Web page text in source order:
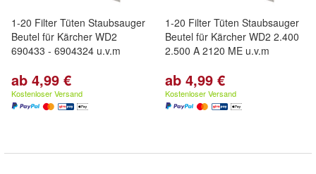
1-20 Filter Tüten Staubsauger
Beutel für Kärcher WD2
690433 - 6904324 u.v.m
ab 4,99 €
Kostenloser Versand
1-20 Filter Tüten Staubsauger
Beutel für Kärcher WD2 2.400
2.500 A 2120 ME u.v.m
ab 4,99 €
Kostenloser Versand